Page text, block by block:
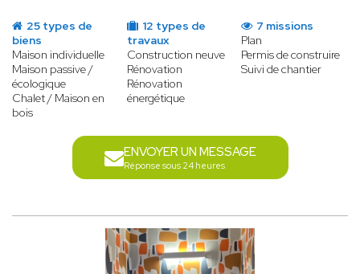
25 types de
biens
Maison individuelle
Maison passive /
écologique
Chalet / Maison en
bois
12 types de
travaux
Construction neuve
Rénovation
Rénovation
énergétique
7 missions
Plan
Permis de construire
Suivi de chantier
ENVOYER UN MESSAGE
Réponse sous 24 heures